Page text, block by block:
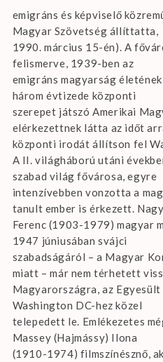
emigráns és képviselő
Magyar Szövetség állíttatta,
1990. március 15-én). A
felismerve, 1939-ben az
emigráns magyarság
három évtizede központi
szerepet játszó Amerikai
elérkezettnek látta az időt
központi irodát állítson fel
A II. világháború utáni
szabad világ fővárosa, egyre
intenzívebben vonzotta a
tanult ember is érkezett. Nagy
Ferenc (1903-1979) magyar
1947 júniusában svájci
szabadságáról – a Magyar
miatt – már nem térhetett
Magyarországra, az
Washington DC-hez közel
telepedett le. Emlékezetes
Massey (Hajmássy) Ilona
(1910-1974) filmszínésznő,